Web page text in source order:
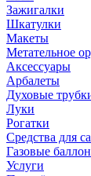
Зажигалки
Шкатулки
Макеты
Метательное
Аксессуары
Арбалеты
Духовые
Луки
Рогатки
Средства для
Газовые
Услуги